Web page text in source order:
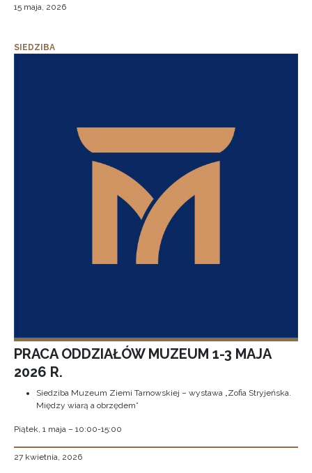
15 maja, 2026
SIEDZIBA
PRACA ODDZIAŁÓW MUZEUM 1-3 MAJA
2026 R.
Siedziba Muzeum Ziemi Tarnowskiej – wystawa „Zofia Stryjeńska.
Między wiarą a obrzędem”
Piątek, 1 maja – 10:00-15:00
27 kwietnia, 2026